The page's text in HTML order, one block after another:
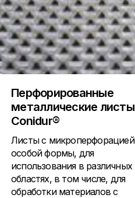
Перфорированные
металлические листы
Conidur®
Листы с микроперфорацией
особой формы, для
использования в различных
областях, в том числе, для
обработки материалов с